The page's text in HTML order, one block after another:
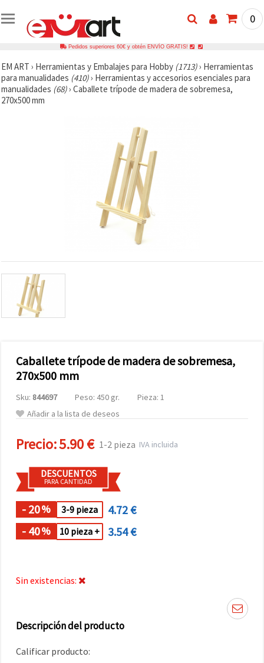
0
Pedidos superiores 60€ y obtén ENVÍO GRATIS!
EM ART › Herramientas y Embalajes para Hobby (1713)› Herramientas
para manualidades (410)› Herramientas y accesorios esenciales para
manualidades (68)› Caballete trípode de madera de sobremesa,
270x500 mm
Caballete trípode de madera de sobremesa,
270x500 mm
Sku: 844697 Peso: 450 gr.
Pieza: 1
Añadir a la lista de deseos
Precio:5.90 € 1-2 pieza IVA incluida
DESCUENTOS
PARA CANTIDAD
- 20% 3-9 pieza
4.72 €
- 40% 10 pieza + 3.54 €
Sin existencias:
Descripción del producto
Calificar producto: